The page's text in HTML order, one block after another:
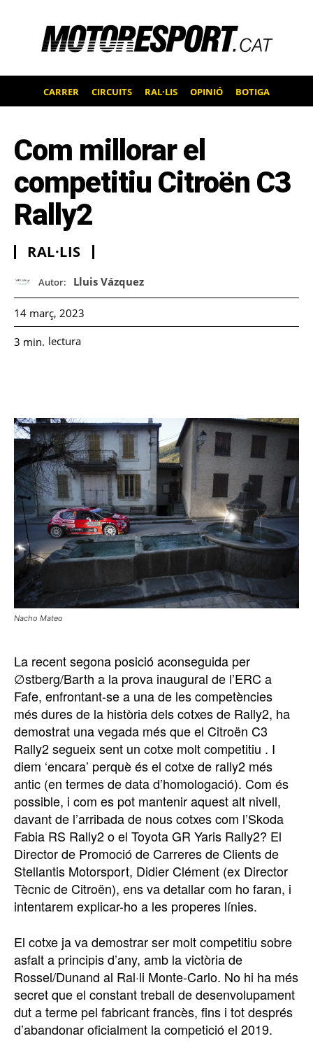
CARRER CIRCUITS RAL·LIS OPINIÓ BOTIGA
Com millorar el
competitiu Citroën C3
Rally2
RAL·LIS
Autor: Lluis Vázquez
14 març, 2023
3 min. lectura
Nacho Mateo
La recent segona posició aconseguida per
∅stberg/Barth a la prova inaugural de l’ERC a
Fafe, enfrontant-se a una de les competències
més dures de la història dels cotxes de Rally2, ha
demostrat una vegada més que el Citroën C3
Rally2 segueix sent un cotxe molt competitiu . I
diem ‘encara’ perquè és el cotxe de rally2 més
antic (en termes de data d’homologació). Com és
possible, i com es pot mantenir aquest alt nivell,
davant de l’arribada de nous cotxes com l’Skoda
Fabia RS Rally2 o el Toyota GR Yaris Rally2? El
Director de Promoció de Carreres de Clients de
Stellantis Motorsport, Didier Clément (ex Director
Tècnic de Citroën), ens va detallar com ho faran, i
intentarem explicar-ho a les properes línies.
El cotxe ja va demostrar ser molt competitiu sobre
asfalt a principis d’any, amb la victòria de
Rossel/Dunand al Ral·li Monte-Carlo. No hi ha més
secret que el constant treball de desenvolupament
dut a terme pel fabricant francès, fins i tot després
d’abandonar oficialment la competició el 2019.